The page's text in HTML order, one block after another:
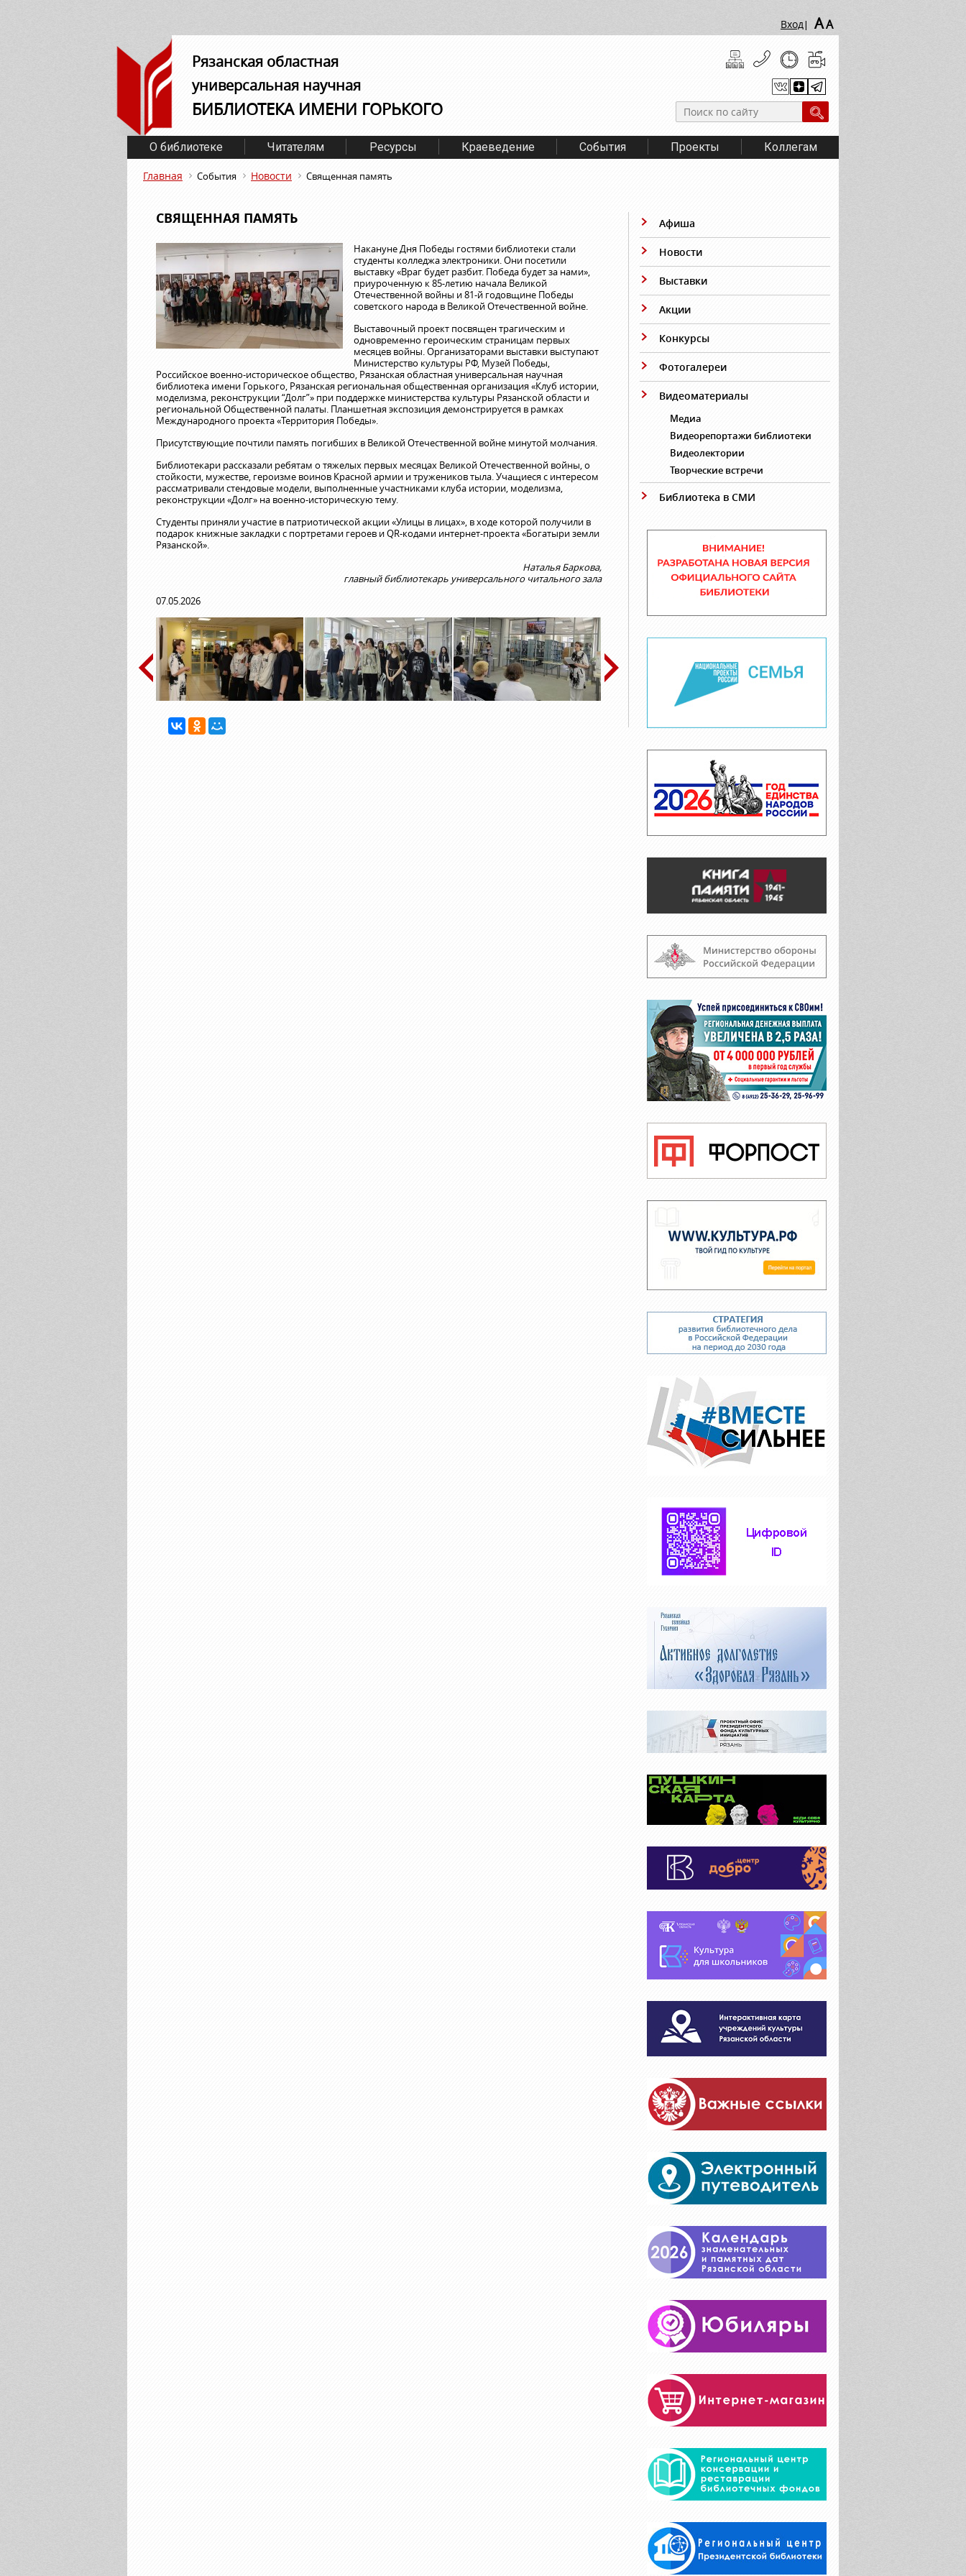
Вход| AA
Рязанская областная
универсальная научная
БИБЛИОТЕКА ИМЕНИ ГОРЬКОГО
О библиотеке Читателям Ресурсы Краеведение События Проекты Коллегам
Главная События Новости Священная память
СВЯЩЕННАЯ ПАМЯТЬ
Накануне Дня Победы гостями библиотеки стали
студенты колледжа электроники. Они посетили
выставку «Враг будет разбит. Победа будет за нами»,
приуроченную к 85-летию начала Великой
Отечественной войны и 81-й годовщине Победы
советского народа в Великой Отечественной войне.
Выставочный проект посвящен трагическим и
одновременно героическим страницам первых
месяцев войны. Организаторами выставки выступают
Министерство культуры РФ, Музей Победы,
Российское военно-историческое общество, Рязанская областная универсальная научная
библиотека имени Горького, Рязанская региональная общественная организация «Клуб истории,
моделизма, реконструкции “Долг”» при поддержке министерства культуры Рязанской области и
региональной Общественной палаты. Планшетная экспозиция демонстрируется в рамках
Международного проекта «Территория Победы».
Присутствующие почтили память погибших в Великой Отечественной войне минутой молчания.
Библиотекари рассказали ребятам о тяжелых первых месяцах Великой Отечественной войны, о
стойкости, мужестве, героизме воинов Красной армии и тружеников тыла. Учащиеся с интересом
рассматривали стендовые модели, выполненные участниками клуба истории, моделизма,
реконструкции «Долг» на военно-историческую тему.
Студенты приняли участие в патриотической акции «Улицы в лицах», в ходе которой получили в
подарок книжные закладки с портретами героев и QR-кодами интернет-проекта «Богатыри земли
Рязанской».
Наталья Баркова,
главный библиотекарь универсального читального зала
07.05.2026
Афиша
Новости
Выставки
Акции
Конкурсы
Фотогалереи
Видеоматериалы
Медиа
Видеорепортажи библиотеки
Видеолектории
Творческие встречи
Библиотека в СМИ